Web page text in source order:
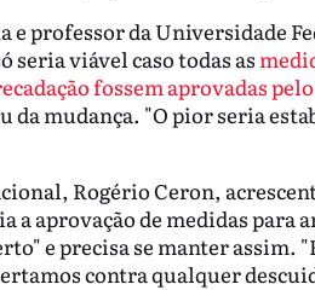
professor da Universidade
seria viável caso todas as
fossem aprovadas
da mudança. "O pior seria
Rogério Ceron,
a aprovação de medidas para
e precisa se manter assim.
contra qualquer